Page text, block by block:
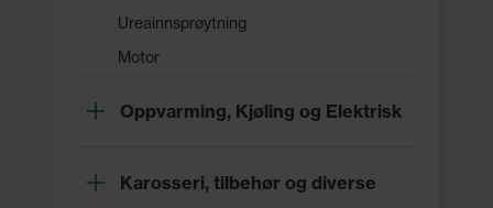
Ureainnsprøytning
Motor
Oppvarming, Kjøling og Elektrisk
Karosseri, tilbehør og diverse